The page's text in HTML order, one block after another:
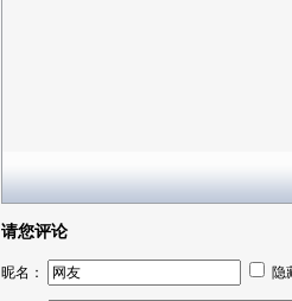
请您评论
昵名： 隐